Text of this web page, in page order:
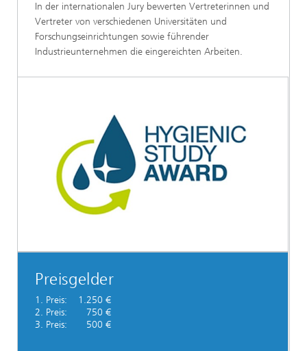
In der internationalen Jury bewerten Vertreterinnen und
Vertreter von verschiedenen Universitäten und
Forschungseinrichtungen sowie führender
Industrieunternehmen die eingereichten Arbeiten.
Preisgelder
1. Preis: 1.250 €
2. Preis: 750 €
3. Preis: 500 €